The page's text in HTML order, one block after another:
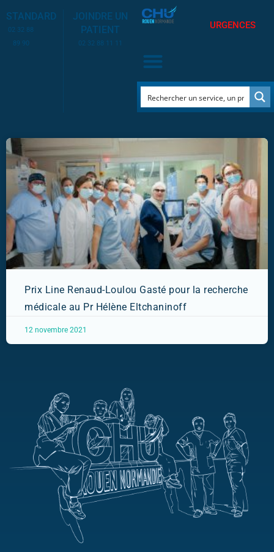
STANDARD
02 32 88
89 90
JOINDRE UN
PATIENT
02 32 88 11 11
URGENCES
Prix Line Renaud-Loulou Gasté pour la recherche
médicale au Pr Hélène Eltchaninoff
12 novembre 2021